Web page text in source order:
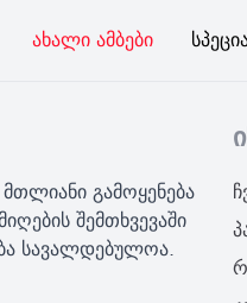
Ახალი Ამბები
გამოყენება
შემთხვევაში
სავალდებულოა.